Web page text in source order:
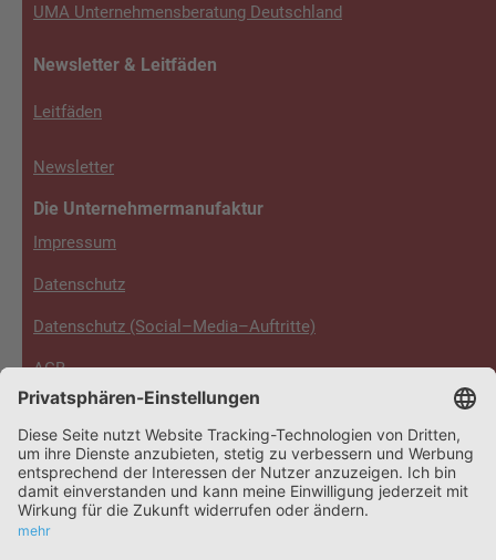
UMA Unternehmensberatung Deutschland
Newsletter & Leitfäden
Leitfäden
Newsletter
Die Unternehmermanufaktur
Impressum
Datenschutz
Datenschutz (Social–Media–Auftritte)
AGB
Disclaimer
Footer
4